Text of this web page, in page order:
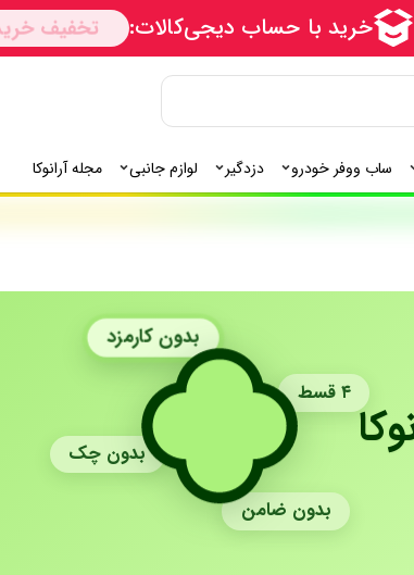
ساب ووفر خودرو دزدگیر لوازم جانبی مجله آرانوکا
بدون کارمزد
۴ قسط
بدون چک
بدون ضامن